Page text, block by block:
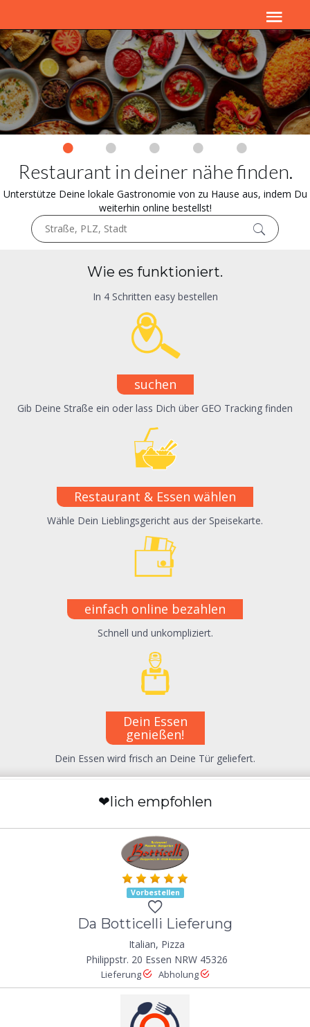
Restaurant in deiner nähe finden.
Unterstütze Deine lokale Gastronomie von zu Hause aus, indem Du
weiterhin online bestellst!
Wie es funktioniert.
In 4 Schritten easy bestellen
suchen
Gib Deine Straße ein oder lass Dich über GEO Tracking finden
Restaurant & Essen wählen
Wähle Dein Lieblingsgericht aus der Speisekarte.
einfach online bezahlen
Schnell und unkompliziert.
Dein Essen
genießen!
Dein Essen wird frisch an Deine Tür geliefert.
❤lich empfohlen
Vorbestellen
Da Botticelli Lieferung
Italian, Pizza
Philippstr. 20 Essen NRW 45326
Lieferung Abholung